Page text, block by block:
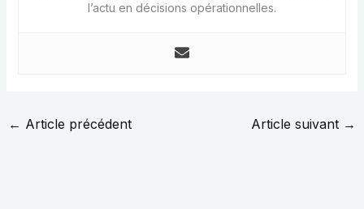
l’actu en décisions opérationnelles.
← Article précédent Article suivant →